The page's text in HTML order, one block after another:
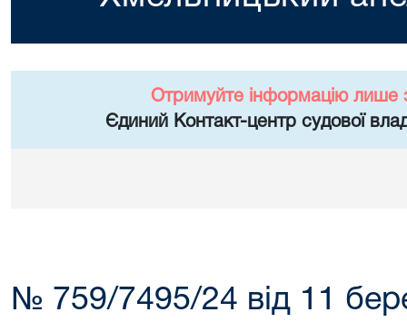
Отримуйте інформацію лише
Єдиний Контакт-центр судової
№ 759/7495/24 від 11